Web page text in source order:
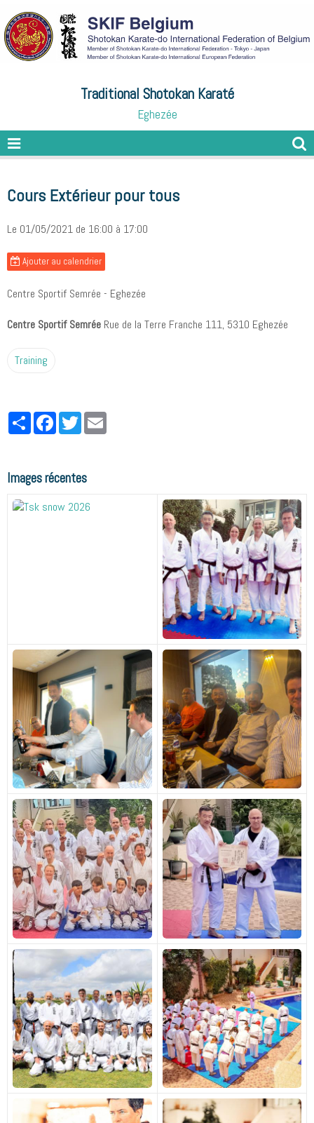
Traditional Shotokan Karaté
Eghezée
Cours Extérieur pour tous
Le 01/05/2021 de 16:00 à 17:00
Ajouter au calendrier
Centre Sportif Semrée - Eghezée
Centre Sportif Semrée Rue de la Terre Franche 111, 5310 Eghezée
Training
PartagerFacebookTwitter
Images récentes